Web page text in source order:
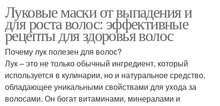
Луковые маски от выпадения и
для роста волос: эффективные
рецепты для здоровья волос
Почему лук полезен для волос?
Лук – это не только обычный ингредиент, который
используется в кулинарии, но и натуральное средство,
обладающее уникальными свойствами для ухода за
волосами. Он богат витаминами, минералами и